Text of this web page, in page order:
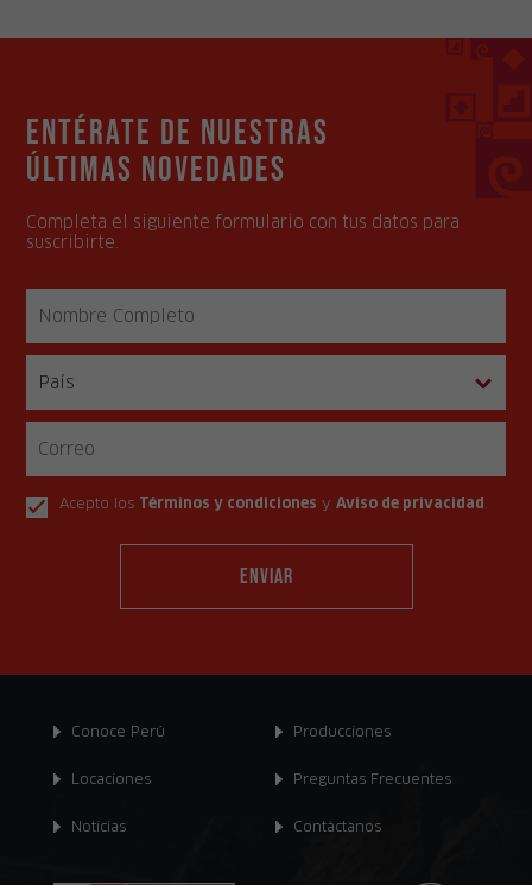
Entérate de nuestras
últimas novedades
Completa el siguiente formulario con tus datos para
suscribirte.
Acepto los Términos y condiciones yAviso de privacidad
Conoce Perú
Locaciones
Noticias
Producciones
Preguntas Frecuentes
Contáctanos